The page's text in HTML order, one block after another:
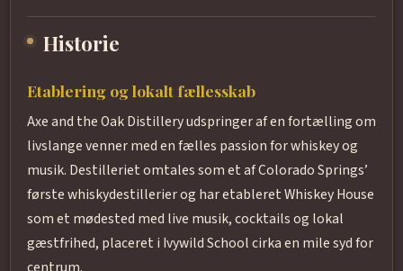
Historie
Etablering og lokalt fællesskab
Axe and the Oak Distillery udspringer af en fortælling om
livslange venner med en fælles passion for whiskey og
musik. Destilleriet omtales som et af Colorado Springs’
første whiskydestillerier og har etableret Whiskey House
som et mødested med live musik, cocktails og lokal
gæstfrihed, placeret i Ivywild School cirka en mile syd for